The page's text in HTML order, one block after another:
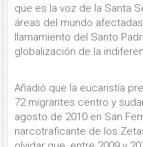
que es la voz de la Santa
áreas del mundo
llamamiento del Santo
globalización de la
Añadió que la eucaristía
72 migrantes centro y
agosto de 2010 en San
narcotraficante de los